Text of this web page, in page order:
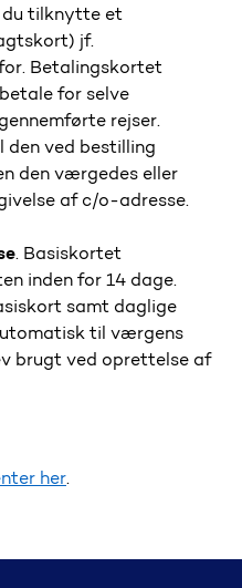
du tilknytte et
) jf.
Betalingskortet
betale for selve
rejser.
den ved bestilling
den værgedes eller
af c/o-adresse.
. Basiskortet
inden for 14 dage.
samt daglige
til værgens
brugt ved oprettelse af
her.